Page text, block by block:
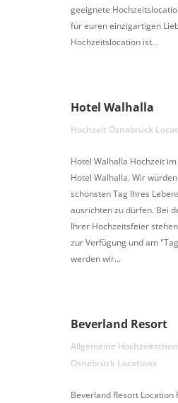
geeignete
für euren einzigartigen
Hochzeitslocation ist...
Hotel Walhalla
Hochzeit Osnabrück
Hotel Walhalla Hochzeit
Hotel Walhalla. Wir
schönsten Tag Ihres
ausrichten zu dürfen. Bei
Ihrer Hochzeitsfeier
zur Verfügung und am
werden wir...
Beverland Resort
Allgemeine
Osnabrück Locations
Beverland Resort Location